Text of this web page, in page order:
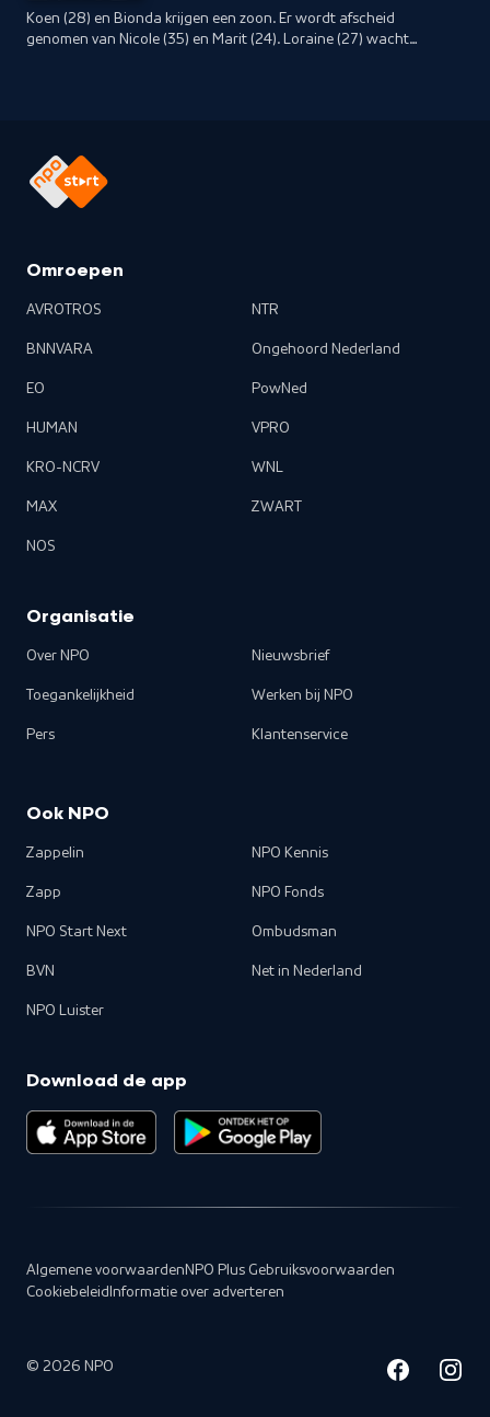
Koen (28) en Bionda krijgen een zoon. Er wordt afscheid
genomen van Nicole (35) en Marit (24). Loraine (27) wacht
Omroepen
AVROTROS
BNNVARA
EO
HUMAN
KRO-NCRV
MAX
NOS
NTR
Ongehoord Nederland
PowNed
VPRO
WNL
ZWART
Organisatie
Over NPO
Toegankelijkheid
Pers
Nieuwsbrief
Werken bij NPO
Klantenservice
Ook NPO
Zappelin
Zapp
NPO Start Next
BVN
NPO Luister
NPO Kennis
NPO Fonds
Ombudsman
Net in Nederland
Download de app
Algemene voorwaarden NPO Plus Gebruiksvoorwaarden
Cookiebeleid Informatie over adverteren
© 2026 NPO